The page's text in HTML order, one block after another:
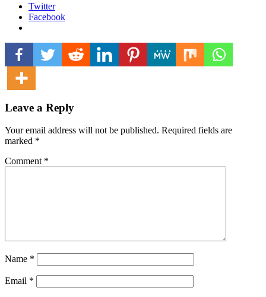
Twitter
Facebook
Leave a Reply
Your email address will not be published. Required fields are
marked *
Comment *
Name *
Email *